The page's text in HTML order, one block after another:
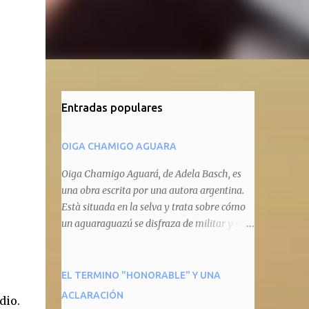
Entradas populares
OIGA CHAMIGO AGUARA
Oiga Chamigo Aguará, de Adela Basch, es
una obra escrita por una autora argentina.
Està situada en la selva y trata sobre cómo
un aguaraguazú se disfraza de militar y se
animal que pretenda circular por ahí. En
primera instancia aparece Teteu, el tero,
EL TERMINO "HONORABLE" Y UNA
ACLARACIÓN